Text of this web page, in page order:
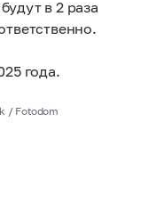
в 2 раза
года.
/ Fotodom